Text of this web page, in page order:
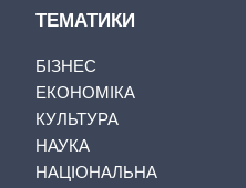
ТЕМАТИКИ
БІЗНЕС
ЕКОНОМІКА
КУЛЬТУРА
НАУКА
НАЦІОНАЛЬНА